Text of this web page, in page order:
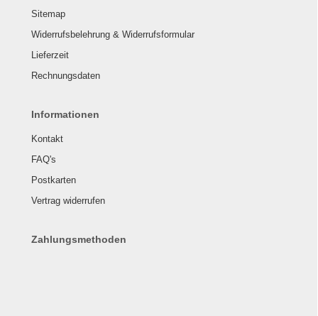
Sitemap
Widerrufsbelehrung & Widerrufsformular
Lieferzeit
Rechnungsdaten
Informationen
Kontakt
FAQ's
Postkarten
Vertrag widerrufen
Zahlungsmethoden